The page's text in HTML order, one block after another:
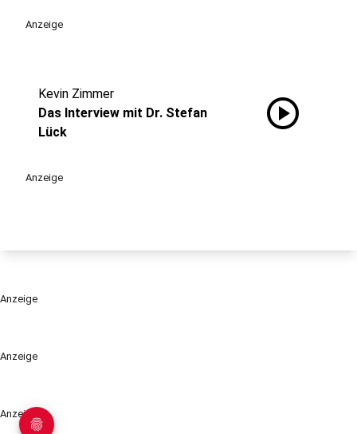
Anzeige
Anzeige
Anzeige
Kevin Zimmer
Das Interview mit Dr. Stefan
Lück
play_circle
Anzeige
Anzeige